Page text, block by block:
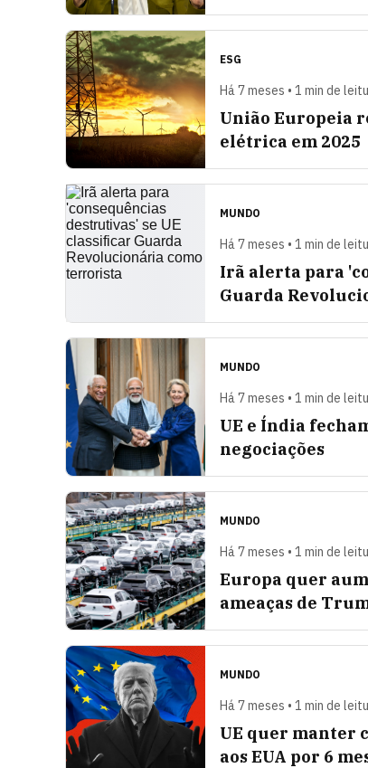
ESG
Há 7 meses • 1 min de
União Europeia
elétrica em 2025
MUNDO
Há 7 meses • 1 min de
Irã alerta para
Guarda
MUNDO
Há 7 meses • 1 min de
UE e Índia
negociações
MUNDO
Há 7 meses • 1 min de
Europa quer
ameaças de
MUNDO
Há 7 meses • 1 min de
UE quer manter
aos EUA por 6